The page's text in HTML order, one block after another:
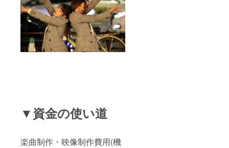
▼資金の使い道
楽曲制作・映像制作費用(機